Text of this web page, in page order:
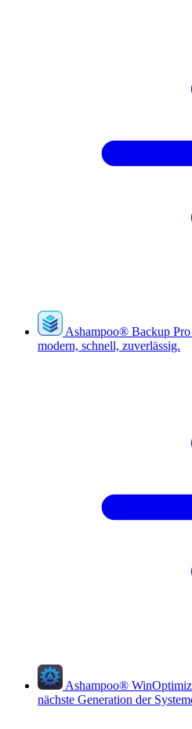
Ashampoo® Backup
modern, schnell, zuverlässig.
Ashampoo®
nächste Generation der